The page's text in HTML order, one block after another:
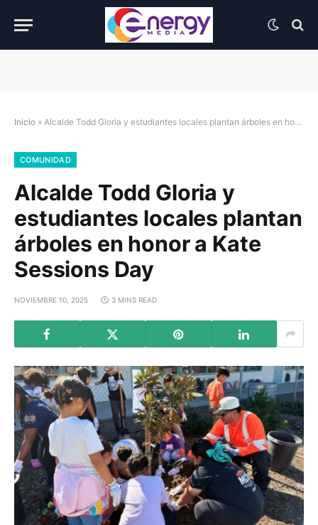
Inicio » Alcalde Todd Gloria y estudiantes locales plantan árboles en honor a Kate Sessions Day
COMUNIDAD
Alcalde Todd Gloria y
estudiantes locales plantan
árboles en honor a Kate
Sessions Day
NOVIEMBRE 10, 2025 3 MINS READ